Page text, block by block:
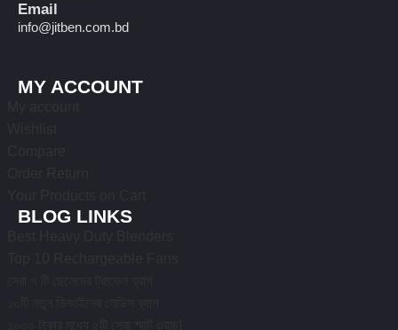
Email
info@jitben.com.bd
MY ACCOUNT
BLOG LINKS